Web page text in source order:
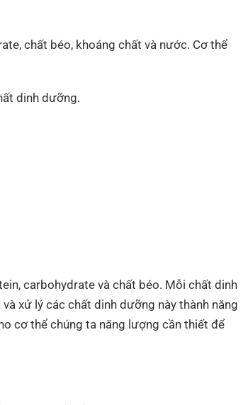
chất béo, khoáng chất và nước. Cơ thể
dinh dưỡng.
carbohydrate và chất béo. Mỗi chất dinh
xử lý các chất dinh dưỡng này thành năng
cơ thể chúng ta năng lượng cần thiết để